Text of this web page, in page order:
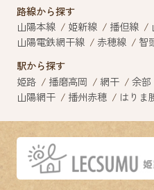
路線から探す
山陽本線
姫新線 播但線
山陽電鉄網干線
赤穂線 智
駅から探す
姫路
播磨高岡 網干 余部
山陽網干
播州赤穂 はりま